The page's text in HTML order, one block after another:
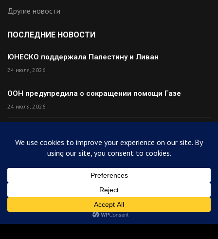
Другие новости
ПОСЛЕДНИЕ НОВОСТИ
ЮНЕСКО поддержала Палестину и Ливан
24 июля, 2026
ООН предупредила о сокращении помощи Газе
24 июля, 2026
24 июля, 2026
Палестина высмеяла Израиль после финала ЧМ
© 2025ArabiToday